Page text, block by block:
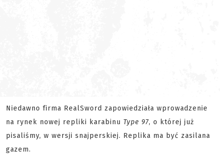
Niedawno firma RealSword zapowiedziała wprowadzenie
na rynek nowej repliki karabinu Type 97, o której już
pisaliśmy, w wersji snajperskiej. Replika ma być zasilana
gazem.